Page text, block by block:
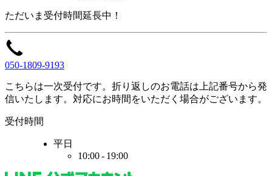
ただいま 受付時間延長中！
050-1809-9193
こちらは一次受付です。 折り返しのお電話は 上記番号から発
信いたします。 対応にお時間をいただく 場合がございます。
受付時間
平日
10:00 - 19:00